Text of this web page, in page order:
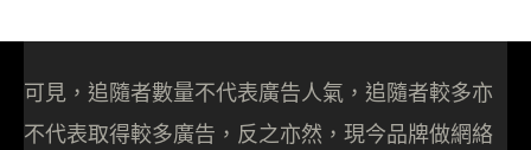
可見，追隨者數量不代表廣告人氣，追隨者較多亦
不代表取得較多廣告，反之亦然，現今品牌做網絡